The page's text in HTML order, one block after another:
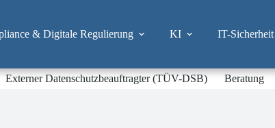
& Digitale Regulierung KI IT-Sicherheit
Externer Datenschutzbeauftragter (TÜV-DSB) Beratung